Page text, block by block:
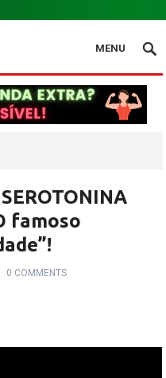
MENU
famoso
0 COMMENTS